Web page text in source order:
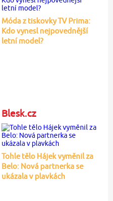
Móda z tiskovky TV Prima:
Kdo vynesl nejpovednější
letní model?
Blesk.cz
Tohle tělo Hájek vyměnil za
Belo: Nová partnerka se
ukázala v plavkách